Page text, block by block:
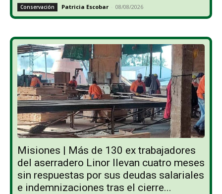
Conservación Patricia Escobar - 08/08/2026
Misiones | Más de 130 ex trabajadores
del aserradero Linor llevan cuatro meses
sin respuestas por sus deudas salariales
e indemnizaciones tras el cierre...